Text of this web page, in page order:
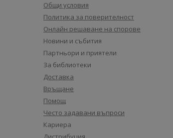
Общи условия
Политика за поверителност
Онлайн решаване на спорове
Новини и събития
Партньори и приятели
За библиотеки
Доставка
Връщане
Помощ
Често задавани въпроси
Кариера